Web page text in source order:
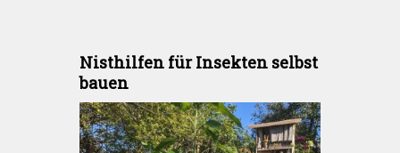
Nisthilfen für Insekten selbst
bauen